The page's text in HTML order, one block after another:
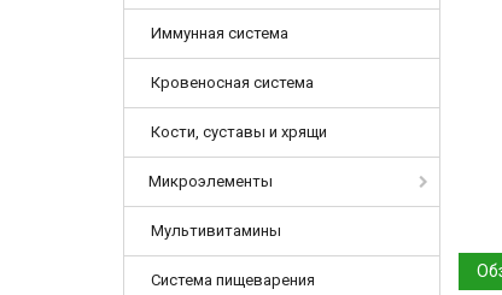
Иммунная система
Кровеносная система
Кости, суставы и хрящи
Микроэлементы
Мультивитамины
Система пищеварения